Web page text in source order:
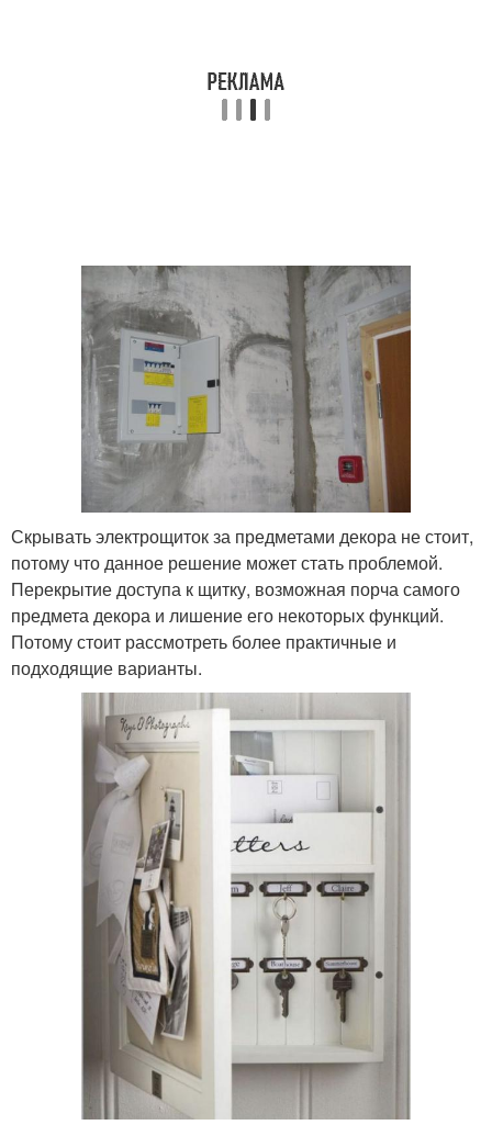
Скрывать электрощиток за предметами декора не стоит,
потому что данное решение может стать проблемой.
Перекрытие доступа к щитку, возможная порча самого
предмета декора и лишение его некоторых функций.
Потому стоит рассмотреть более практичные и
подходящие варианты.